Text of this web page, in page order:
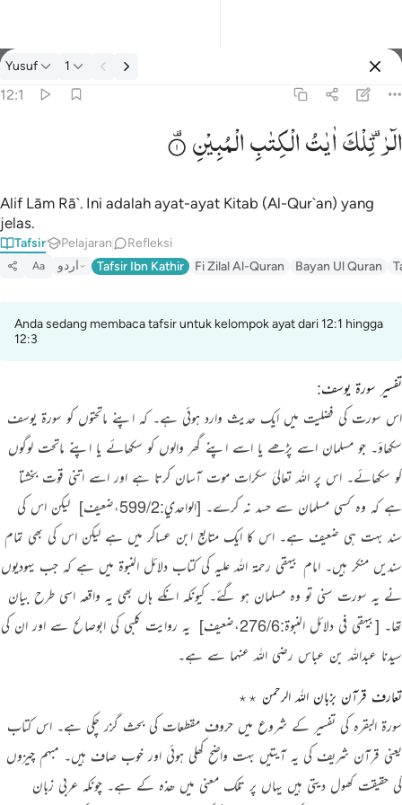
tafsir: Yusuf 12:1
Yusuf 1
12:1
الٓر ۚ تِلْكَ ءَايَـٰتُ ٱلْكِتَـٰبِ ٱلْمُبِينِ ١
الٓرٰ ۫تِلْكَاٰیٰتُالْكِتٰبِالْمُبِیْنِ
Alif Lām Rā`. Ini adalah ayat-ayat Kitab (Al-Qur`an) yang
jelas.
Tafsir Pelajaran Refleksi
Aa اردو Tafsir Ibn Kathir Fi Zilal Al-Quran Bayan Ul Quran
Anda sedang membaca tafsir untuk kelompok ayat dari 12:1 hingga
12:3
تفسیر سورۃ یوسف:
اس سورت کی فضلیت میں ایک حدیث وارد ہوئی ہے۔ کہ اپنے ماتحتوں کو سورۃ یوسف
سکھاؤ۔ جو مسلمان اسے پڑھے یا اسے اپنے گھر والوں کو سکھائے یا اپنے ماتحت لوگوں
کو سکھائے۔ اس پر اللہ تعالیٰ سکرات موت آسان کرتا ہے اور اسے اتنی قوت بخشتا
ہے کہ وہ کسی مسلمان سے حسد نہ کرے۔ [الواحدي:599/2،ضعیف]
‏ لیکن اس کی
سند بہت ہی ضعیف ہے۔ اس کا ایک متابع ابن عساکر میں ہے لیکن اس کی بھی تمام
سندیں منکر ہیں۔ امام بیہقی رحمۃ اللہ علیہ کی کتاب دلائل النبوۃ میں ہے کہ جب یہودیوں
نے یہ سورت سنی تو وہ مسلمان ہو گئے۔ کیونکہ انکے ہاں بھی یہ واقعہ اسی طرح بیان
تھا۔ [بيهقي في دلائل النبوة:276/6،ضعیف]
‏ یہ روایت کلبی کی ابوصالح سے اور ان کی
سیدنا عبداللہ بن عباس رضی اللہ عنہما سے ہے۔
تعارف قرآن بزبان اللہ الرحمن ٭٭
سورۃ البقرہ کی تفسیر کے شروع میں حروف مقطعات کی بحث گزر چکی ہے۔ اس کتاب
یعنی قرآن شریف کی یہ آیتیں بہت واضح کھلی ہوئی اور خوب صاف ہیں۔ مبہم چیزوں
کی حقیقت کھول دیتی ہیں یہاں پر تلک معنی میں ھذہ کے ہے۔ چونکہ عربی زبان